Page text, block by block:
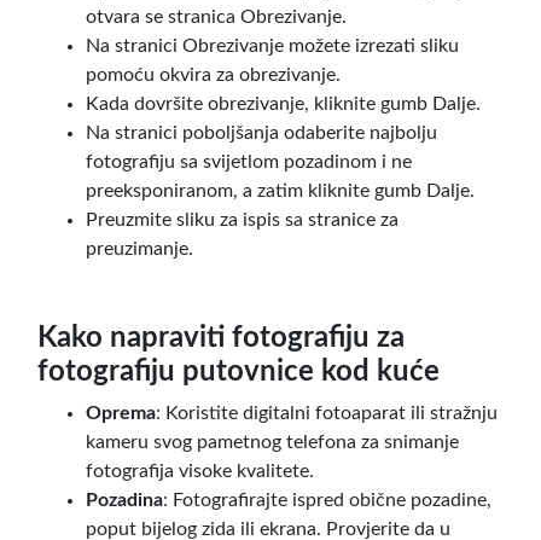
otvara se stranica Obrezivanje.
Na stranici Obrezivanje možete izrezati sliku
pomoću okvira za obrezivanje.
Kada dovršite obrezivanje, kliknite gumb Dalje.
Na stranici poboljšanja odaberite najbolju
fotografiju sa svijetlom pozadinom i ne
preeksponiranom, a zatim kliknite gumb Dalje.
Preuzmite sliku za ispis sa stranice za
preuzimanje.
Kako napraviti fotografiju za
fotografiju putovnice kod kuće
Oprema: Koristite digitalni fotoaparat ili stražnju
kameru svog pametnog telefona za snimanje
fotografija visoke kvalitete.
Pozadina: Fotografirajte ispred obične pozadine,
poput bijelog zida ili ekrana. Provjerite da u